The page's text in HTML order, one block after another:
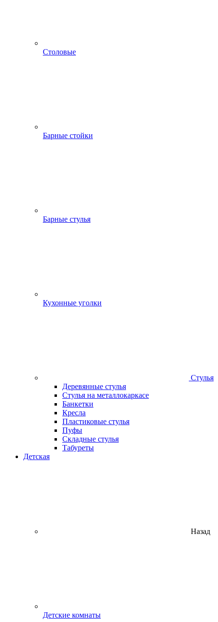
Столовые
Барные стойки
Барные стулья
Кухонные уголки
Стулья
Деревянные стулья
Стулья на металлокаркасе
Банкетки
Кресла
Пластиковые стулья
Пуфы
Складные стулья
Табуреты
Детская
Назад
Детские комнаты